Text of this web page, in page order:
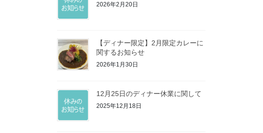
2026年2月20日
【ディナー限定】2月限定カレーに
関するお知らせ
2026年1月30日
12月25日のディナー休業に関して
2025年12月18日